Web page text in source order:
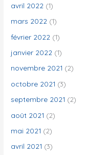
avril 2022 (1)
mars 2022 (1)
février 2022 (1)
janvier 2022 (1)
novembre 2021 (2)
octobre 2021 (3)
septembre 2021 (2)
août 2021 (2)
mai 2021 (2)
avril 2021 (3)